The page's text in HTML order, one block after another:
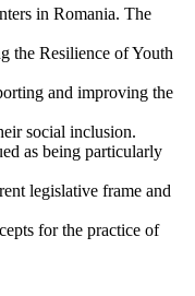
in Romania. The
the Resilience of Youth
and improving the
social inclusion.
as being particularly
legislative frame and
for the practice of